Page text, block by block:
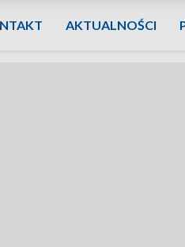
AKTUALNOŚCI